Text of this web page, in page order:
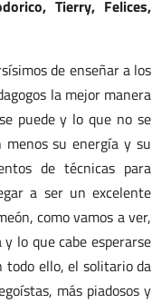
Tierry, Felices,
de enseñar a los
la mejor manera
puede y lo que no se
menos su energía y su
de técnicas para
a ser un excelente
como vamos a ver,
lo que cabe esperarse
todo ello, el solitario da
más piadosos y